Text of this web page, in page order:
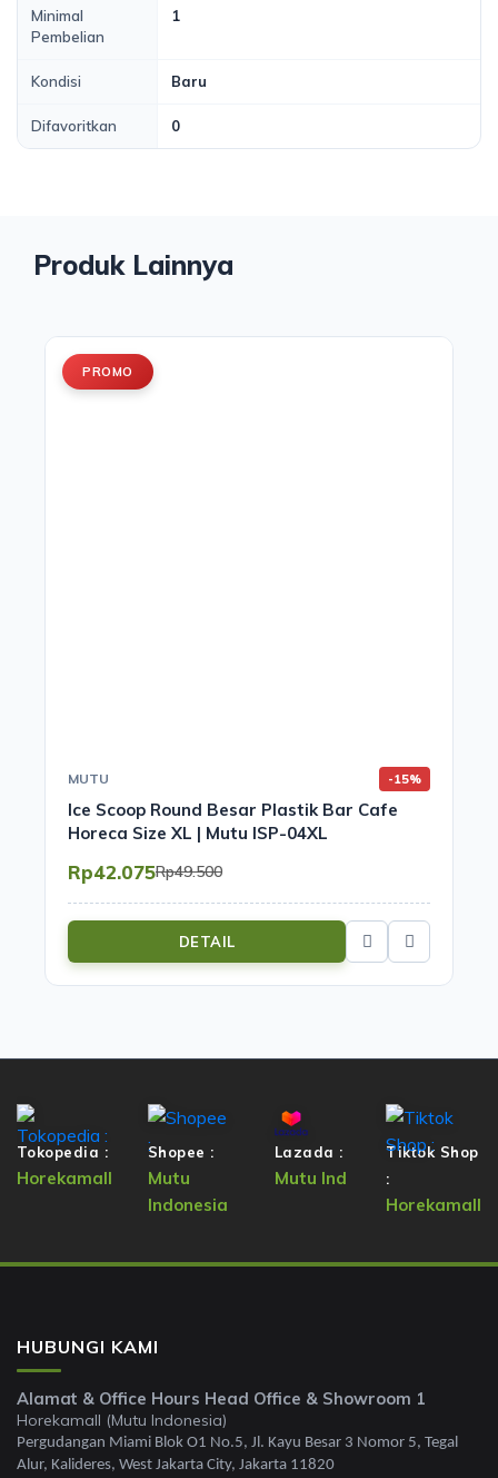
Minimal
Pembelian
1
Kondisi Baru
Difavoritkan 0
Produk Lainnya
PROMO
MUTU -15%
Ice Scoop Round Besar Plastik Bar Cafe
Horeca Size XL | Mutu ISP-04XL
Rp42.075Rp49.500
DETAIL
Tokopedia :
Horekamall
Shopee :
Mutu
Indonesia
Lazada :
Mutu Ind
Tiktok Shop
:
Horekamall
HUBUNGI KAMI
Alamat & Office Hours Head Office & Showroom 1
Horekamall (Mutu Indonesia)
Pergudangan Miami Blok O1 No.5, Jl. Kayu Besar 3 Nomor 5, Tegal
Alur, Kalideres, West Jakarta City, Jakarta 11820